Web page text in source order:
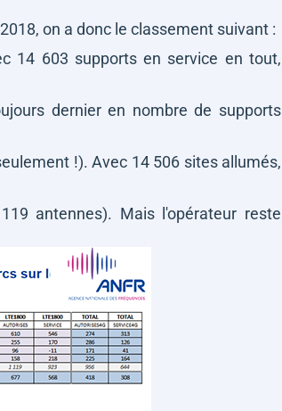
on a donc le classement suivant :
14 603 supports en service en tout,
dernier en nombre de supports
!). Avec 14 506 sites allumés,
antennes). Mais l'opérateur reste